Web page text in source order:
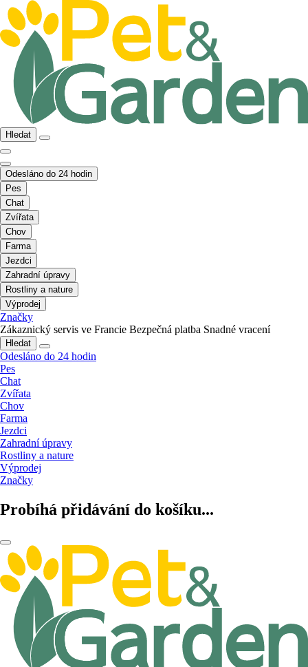
Hledat
Odesláno do 24 hodin
Pes
Chat
Zvířata
Chov
Farma
Jezdci
Zahradní úpravy
Rostliny a nature
Výprodej
Značky
Zákaznický servis ve Francie Bezpečná platba Snadné vracení
Hledat
Odesláno do 24 hodin
Pes
Chat
Zvířata
Chov
Farma
Jezdci
Zahradní úpravy
Rostliny a nature
Výprodej
Značky
Probíhá přidávání do košíku...